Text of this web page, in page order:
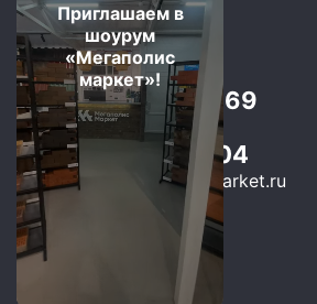
Москва и область
+7 (499) 325-75-69
Бесплатно по РФ
8 (800) 600-22-04
sales@megapolis-market.ru
Приглашаем в
шоурум
«Мегаполис
маркет»!